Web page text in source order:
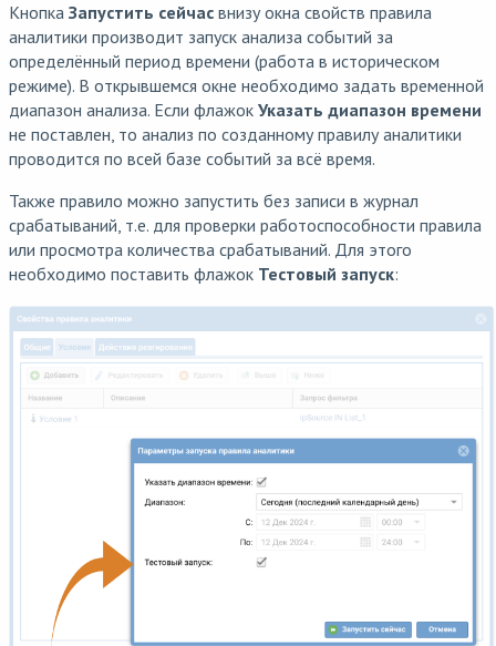
Кнопка Запустить сейчас внизу окна свойств правила
аналитики производит запуск анализа событий за
определённый период времени (работа в историческом
режиме). В открывшемся окне необходимо задать временной
диапазон анализа. Если флажок Указать диапазон времени
не поставлен, то анализ по созданному правилу аналитики
проводится по всей базе событий за всё время.
Также правило можно запустить без записи в журнал
срабатываний, т.е. для проверки работоспособности правила
или просмотра количества срабатываний. Для этого
необходимо поставить флажок Тестовый запуск: